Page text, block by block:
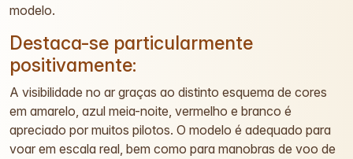
modelo.
Destaca-se particularmente
positivamente:
A visibilidade no ar graças ao distinto esquema de cores
em amarelo, azul meia-noite, vermelho e branco é
apreciado por muitos pilotos. O modelo é adequado para
voar em escala real, bem como para manobras de voo de